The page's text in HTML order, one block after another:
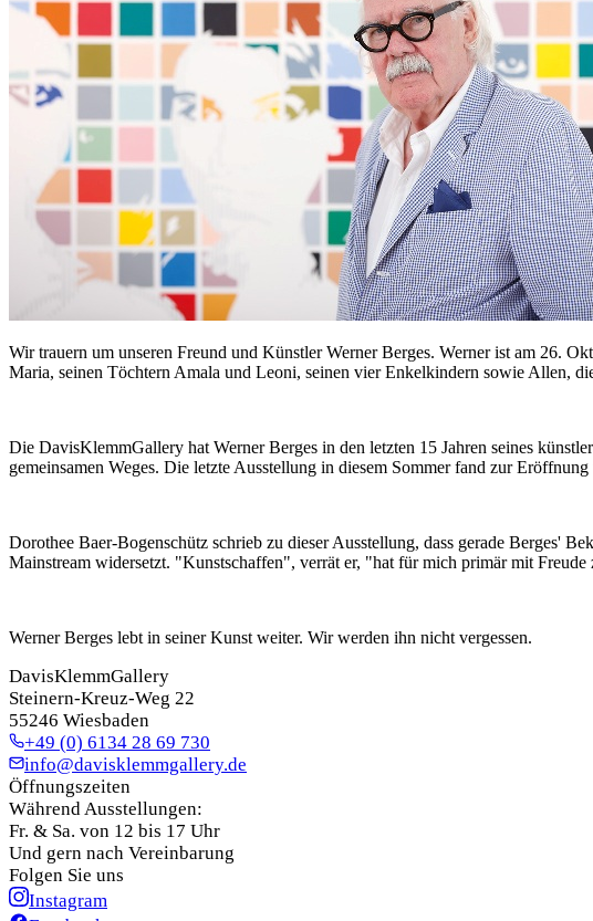
Wir trauern um unseren Freund und Künstler Werner Berges. Werner ist am 26.
Maria, seinen Töchtern Amala und Leoni, seinen vier Enkelkindern sowie Allen,
Die DavisKlemmGallery hat Werner Berges in den letzten 15 Jahren seines
gemeinsamen Weges. Die letzte Ausstellung in diesem Sommer fand zur
Dorothee Baer-Bogenschütz schrieb zu dieser Ausstellung, dass gerade Berges'
Mainstream widersetzt. "Kunstschaffen", verrät er, "hat für mich primär mit
Werner Berges lebt in seiner Kunst weiter. Wir werden ihn nicht vergessen.
DavisKlemmGallery
Steinern-Kreuz-Weg 22
55246 Wiesbaden
+49 (0) 6134 28 69 730
info@davisklemmgallery.de
Öffnungszeiten
Während Ausstellungen:
Fr. & Sa. von 12 bis 17 Uhr
Und gern nach Vereinbarung
Folgen Sie uns
Instagram